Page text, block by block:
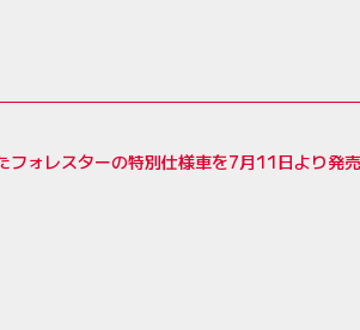
フォレスターの特別仕様車を7月11日より発売